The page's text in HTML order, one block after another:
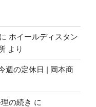
に ホイールディスタン
より
週の定休日 | 岡本商
の続き に